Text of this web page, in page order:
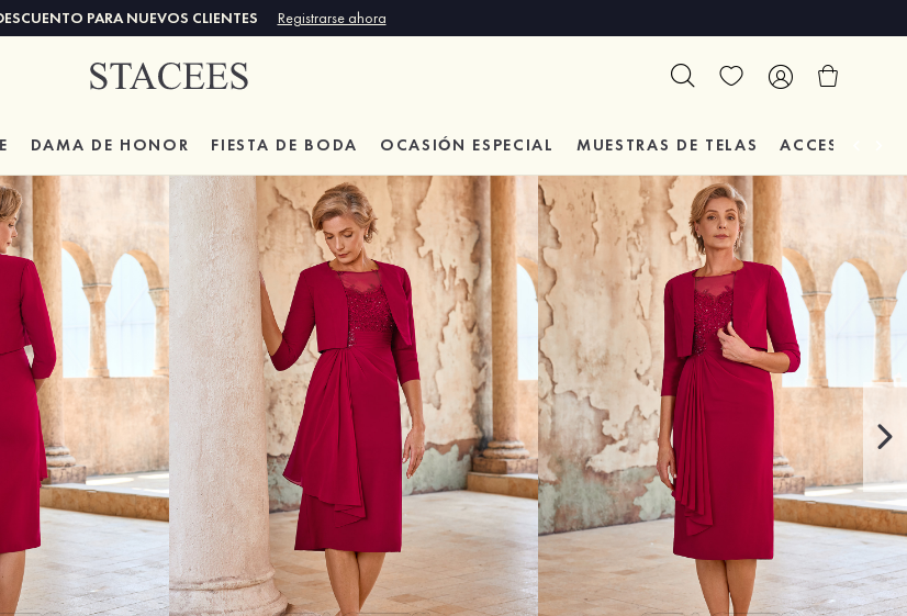
PARA NUEVOS CLIENTES Registrarse ahora
DAMA DE HONOR FIESTA DE BODA OCASIÓN ESPECIAL MUESTRAS DE TELAS ACCESORIOS